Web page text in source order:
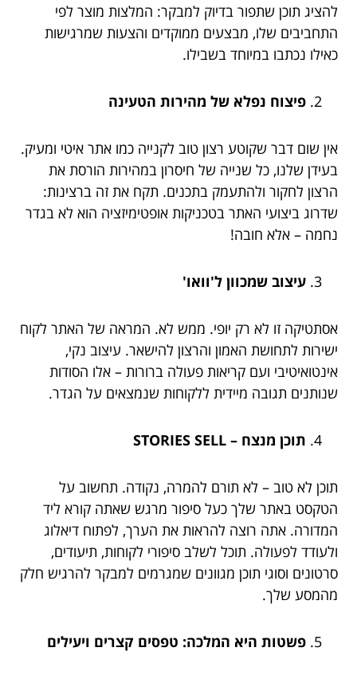
להציג תוכן שתפור בדיוק למבקר: המלצות מוצר לפי
התחביבים שלו, מבצעים ממוקדים והצעות שמרגישות
כאילו נכתבו במיוחד בשבילו.
פיצוח נפלא של מהירות הטעינה
אין שום דבר שקוטע רצון טוב לקנייה כמו אתר איטי ומעיק.
בעידן שלנו, כל שנייה של חיסרון במהירות הורסת את
הרצון לחקור ולהתעמק בתכנים. תקח את זה ברצינות:
שדרוג ביצועי האתר בטכניקות אופטימיזציה הוא לא בגדר
נחמה – אלא חובה!
עיצוב שמכוון ל'וואו'
אסתטיקה זו לא רק יופי. ממש לא. המראה של האתר לקוח
ישירות לתחושת האמון והרצון להישאר. עיצוב נקי,
אינטואיטיבי ועם קריאות פעולה ברורות – אלו הסודות
שנותנים תגובה מיידית ללקוחות שנמצאים על הגדר.
תוכן מנצח – STORIES SELL
תוכן לא טוב – לא תורם להמרה, נקודה. תחשוב על
הטקסט באתר שלך כעל סיפור מרגש שאתה קורא ליד
המדורה. אתה רוצה להראות את הערך, לפתוח דיאלוג
ולעודד לפעולה. תוכל לשלב סיפורי לקוחות, תיעודים,
סרטונים וסוגי תוכן מגוונים שמגרמים למבקר להרגיש חלק
מהמסע שלך.
פשטות היא המלכה: טפסים קצרים ויעילים